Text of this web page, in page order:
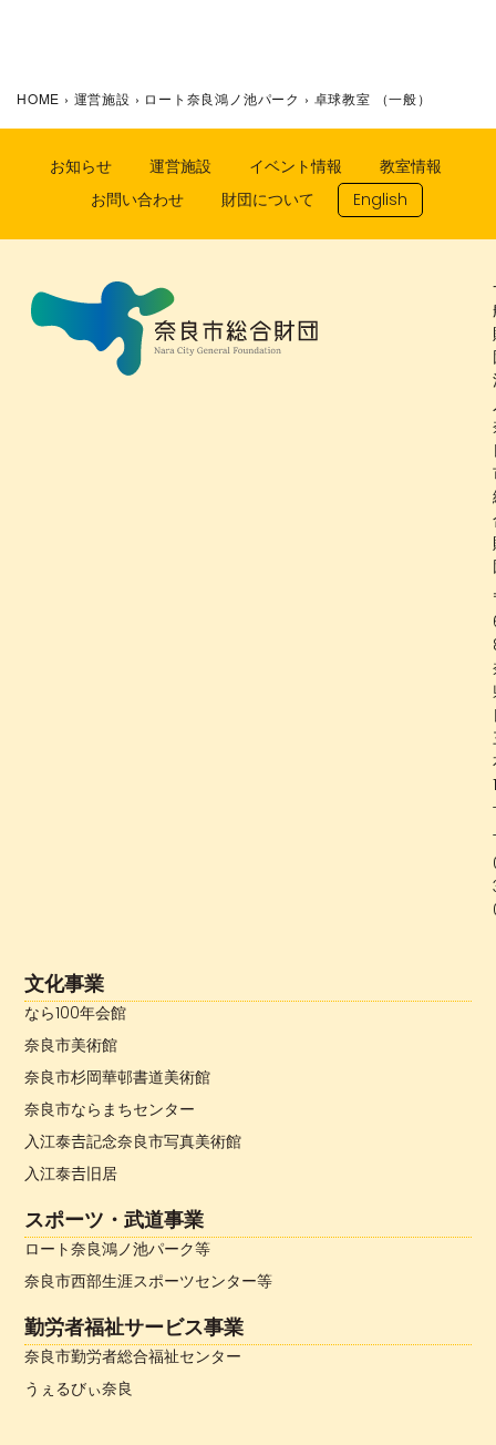
HOME › 運営施設 › ロート奈良鴻ノ池パーク › 卓球教室 （一般）
お知らせ 運営施設 イベント情報
教室情報
お問い合わせ
財団について English
文化事業
なら100年会館
奈良市美術館
奈良市杉岡華邨書道美術館
奈良市ならまちセンター
入江泰𠮷記念奈良市写真美術館
入江泰𠮷旧居
スポーツ・武道事業
ロート奈良鴻ノ池パーク等
奈良市西部生涯スポーツセンター等
勤労者福祉サービス事業
奈良市勤労者総合福祉センター
うぇるびぃ奈良